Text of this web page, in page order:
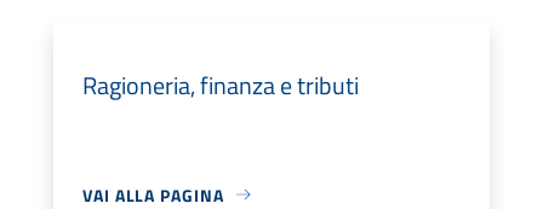
Ragioneria, finanza e tributi
VAI ALLA PAGINA